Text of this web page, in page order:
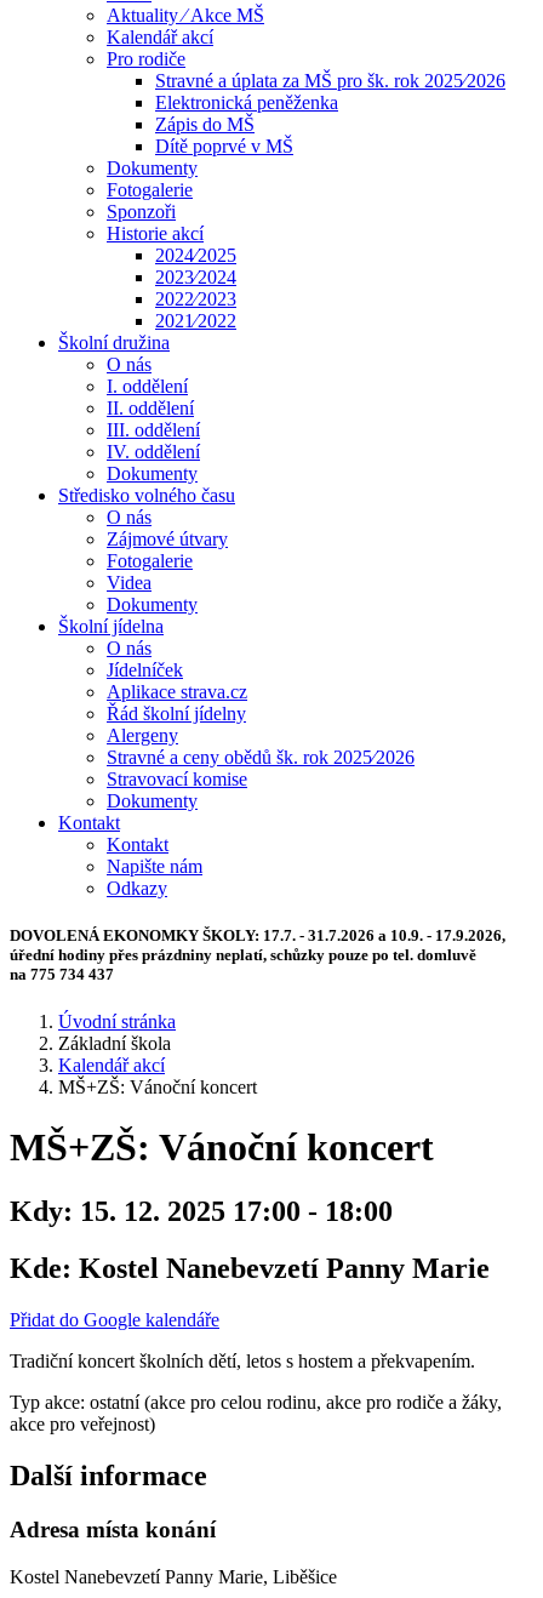
Aktuality ⁄ Akce MŠ
Kalendář akcí
Pro rodiče
Stravné a úplata za MŠ pro šk. rok 2025⁄2026
Elektronická peněženka
Zápis do MŠ
Dítě poprvé v MŠ
Dokumenty
Fotogalerie
Sponzoři
Historie akcí
2024⁄2025
2023⁄2024
2022⁄2023
2021⁄2022
Školní družina
O nás
I. oddělení
II. oddělení
III. oddělení
IV. oddělení
Dokumenty
Středisko volného času
O nás
Zájmové útvary
Fotogalerie
Videa
Dokumenty
Školní jídelna
O nás
Jídelníček
Aplikace strava.cz
Řád školní jídelny
Alergeny
Stravné a ceny obědů šk. rok 2025⁄2026
Stravovací komise
Dokumenty
Kontakt
Kontakt
Napište nám
Odkazy
DOVOLENÁ EKONOMKY ŠKOLY: 17.7. - 31.7.2026 a 10.9. - 17.9.2026,
úřední hodiny přes prázdniny neplatí, schůzky pouze po tel. domluvě
na 775 734 437
Úvodní stránka
Základní škola
Kalendář akcí
MŠ+ZŠ: Vánoční koncert
MŠ+ZŠ: Vánoční koncert
Kdy: 15. 12. 2025 17:00 - 18:00
Kde: Kostel Nanebevzetí Panny Marie
Přidat do Google kalendáře
Tradiční koncert školních dětí, letos s hostem a překvapením.
Typ akce: ostatní (akce pro celou rodinu, akce pro rodiče a žáky,
akce pro veřejnost)
Další informace
Adresa místa konání
Kostel Nanebevzetí Panny Marie, Liběšice